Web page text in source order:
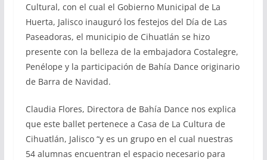
Cultural, con el cual el Gobierno Municipal de La
Huerta, Jalisco inauguró los festejos del Día de Las
Paseadoras, el municipio de Cihuatlán se hizo
presente con la belleza de la embajadora Costalegre,
Penélope y la participación de Bahía Dance originario
de Barra de Navidad.
Claudia Flores, Directora de Bahía Dance nos explica
que este ballet pertenece a Casa de La Cultura de
Cihuatlán, Jalisco “y es un grupo en el cual nuestras
54 alumnas encuentran el espacio necesario para